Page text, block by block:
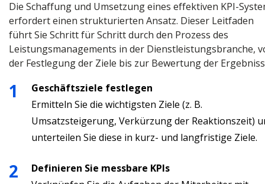
Die Schaffung und Umsetzung eines effektiven KPI-
erfordert einen strukturierten Ansatz. Dieser Leitfaden
führt Sie Schritt für Schritt durch den Prozess des
Leistungsmanagements in der Dienstleistungsbranche,
der Festlegung der Ziele bis zur Bewertung der
Geschäftsziele festlegen
Ermitteln Sie die wichtigsten Ziele (z. B.
Umsatzsteigerung, Verkürzung der Reaktionszeit)
unterteilen Sie diese in kurz- und langfristige Ziele.
Definieren Sie messbare KPIs